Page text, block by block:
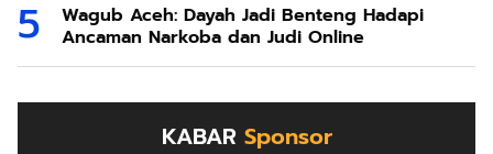
Wagub Aceh: Dayah Jadi Benteng Hadapi
Ancaman Narkoba dan Judi Online
KABAR Sponsor